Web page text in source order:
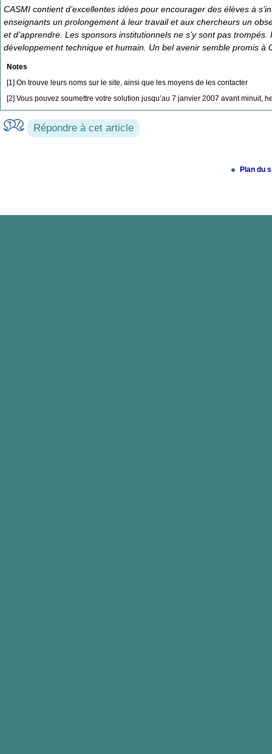
CASMI contient d’excellentes idées pour encourager des élèves à
enseignants un prolongement à leur travail et aux chercheurs un
et d’apprendre. Les sponsors institutionnels ne s’y sont pas
développement technique et humain. Un bel avenir semble promis à
Notes
[1] On trouve leurs noms sur le site, ainsi que les moyens de les contacter
[2] Vous pouvez soumettre votre solution jusqu’au 7 janvier 2007 avant minuit,
Répondre à cet article
Plan du